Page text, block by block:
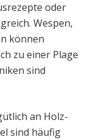
oder
Wespen,
können
zu einer Plage
sind
an Holz-
sind häufig